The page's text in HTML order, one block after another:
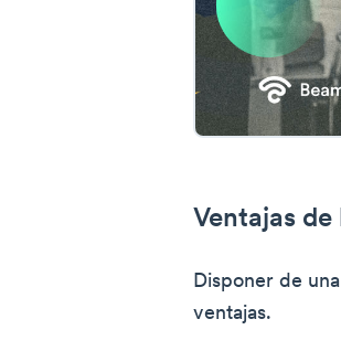
Ventajas
Disponer de
ventajas.